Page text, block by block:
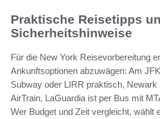
Praktische Reisetipps
Sicherheitshinweise
Für die New York Reisevorbereitung
Ankunftsoptionen abzuwägen: Am
Subway oder LIRR praktisch, Newark
AirTrain, LaGuardia ist per Bus mit
Wer Budget und Zeit vergleicht, wählt